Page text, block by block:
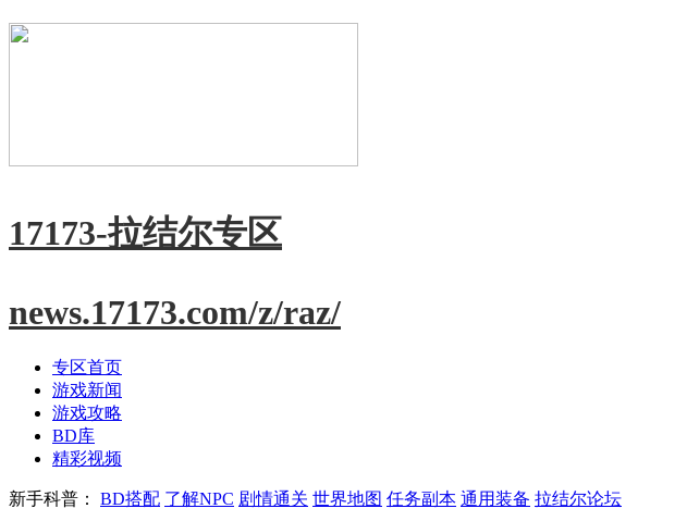
17173-拉结尔专区
news.17173.com/z/raz/
专区首页
游戏新闻
游戏攻略
BD库
精彩视频
新手科普： BD搭配 了解NPC 剧情通关 世界地图 任务副本 通用装备 拉结尔论坛